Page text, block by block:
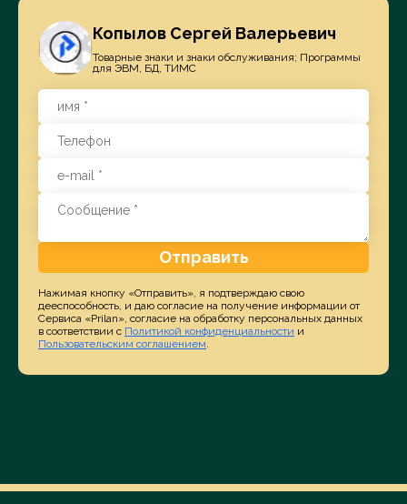
Копылов Сергей Валерьевич
Товарные знаки и знаки обслуживания; Программы
для ЭВМ, БД, ТИМС
Отправить
Нажимая кнопку «Отправить», я подтверждаю свою
дееспособность, и даю согласие на получение информации от
Сервиса «Prilan», согласие на обработку персональных данных
в соответствии с Политикой конфиденциальности и
Пользовательским соглашением.